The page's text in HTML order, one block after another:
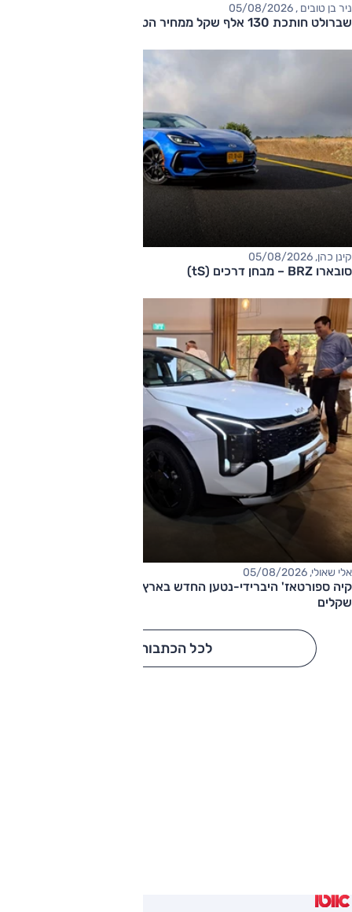
ניר בן טובים , 05/08/2026
שברולט חותכת 130 אלף שקל ממחיר הטאהו
קינן כהן, 05/08/2026
סובארו BRZ – מבחן דרכים (tS)
אלי שאולי, 05/08/2026
שקלים
לכל הכתבות